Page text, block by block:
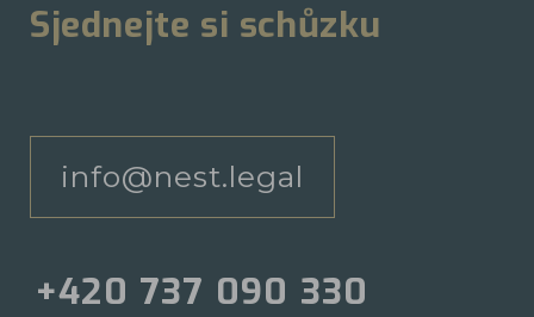
Sjednejte si schůzku
info@nest.legal
+420 737 090 330